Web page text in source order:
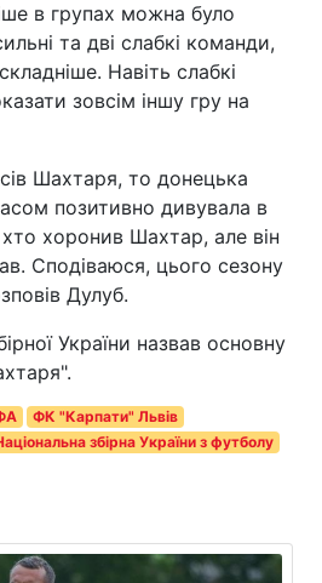
в групах можна було
та дві слабкі команди,
Навіть слабкі
зовсім іншу гру на
Шахтаря, то донецька
позитивно дивувала в
хоронив Шахтар, але він
Сподіваюся, цього сезону
Дулуб.
України назвав основну
ФК "Карпати" Львів
збірна України з футболу